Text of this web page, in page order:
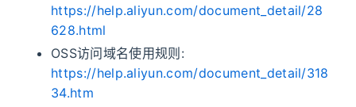
https://help.aliyun.com/document_detail/28
628.html
OSS访问域名使用规则:
https://help.aliyun.com/document_detail/318
34.htm